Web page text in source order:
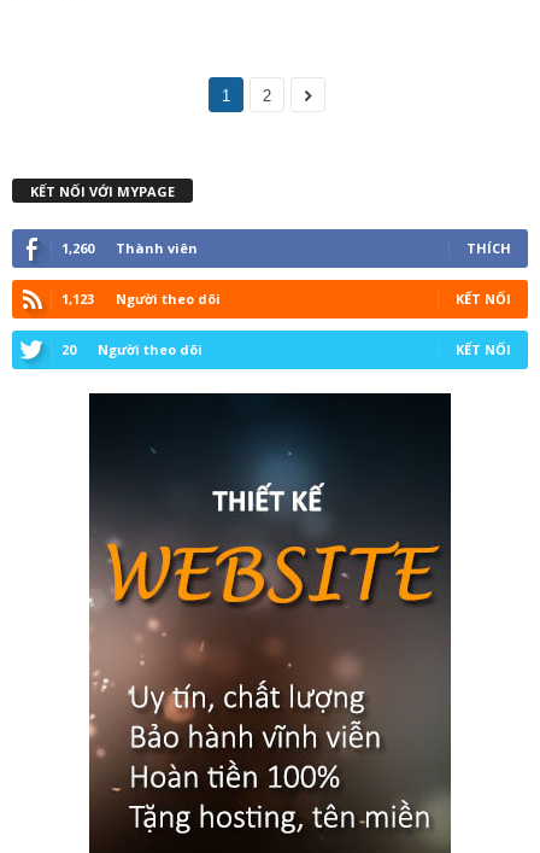
1 2
KẾT NỐI VỚI MYPAGE
1,260 Thành viên THÍCH
1,123 Người theo dõi KẾT NỐI
20 Người theo dõi KẾT NỐI